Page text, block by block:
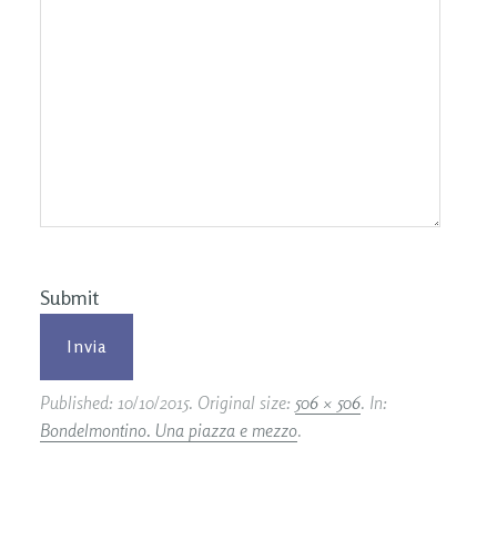
Submit
Published: 10/10/2015. Original size: 506 × 506. In:
Bondelmontino. Una piazza e mezzo.